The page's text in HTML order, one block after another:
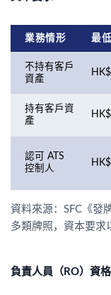
業務情形 最
不持有客戶
資產
持有客戶資
產
認可 ATS
控制人
資料來源：SFC《發
多類牌照，資本要求
負責人員（RO）資